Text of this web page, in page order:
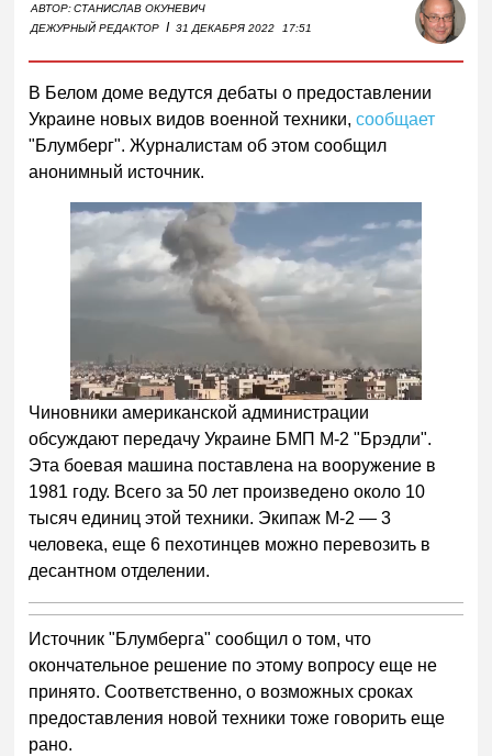
АВТОР:СТАНИСЛАВ ОКУНЕВИЧ
ДЕЖУРНЫЙ РЕДАКТОР I 31 ДЕКАБРЯ 2022 17:51
В Белом доме ведутся дебаты о предоставлении
Украине новых видов военной техники,сообщает
"Блумберг". Журналистам об этом сообщил
анонимный источник.
Чиновники американской администрации
обсуждают передачу Украине БМП М-2 "Брэдли".
Эта боевая машина поставлена на вооружение в
1981 году. Всего за 50 лет произведено около 10
тысяч единиц этой техники. Экипаж М-2 — 3
человека, еще 6 пехотинцев можно перевозить в
десантном отделении.
Источник "Блумберга" сообщил о том, что
окончательное решение по этому вопросу еще не
принято. Соответственно, о возможных сроках
предоставления новой техники тоже говорить еще
рано.